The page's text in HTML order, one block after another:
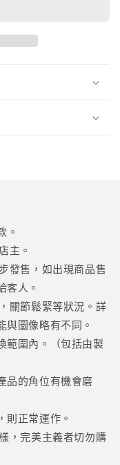
。
主。
發售，如出現商品售
客人。
關節鬆緊等狀況。詳
與圖像略有不同。
範圍內。（包括由製
品的角位有機會磨
正常運作。
，完美主義者切勿購